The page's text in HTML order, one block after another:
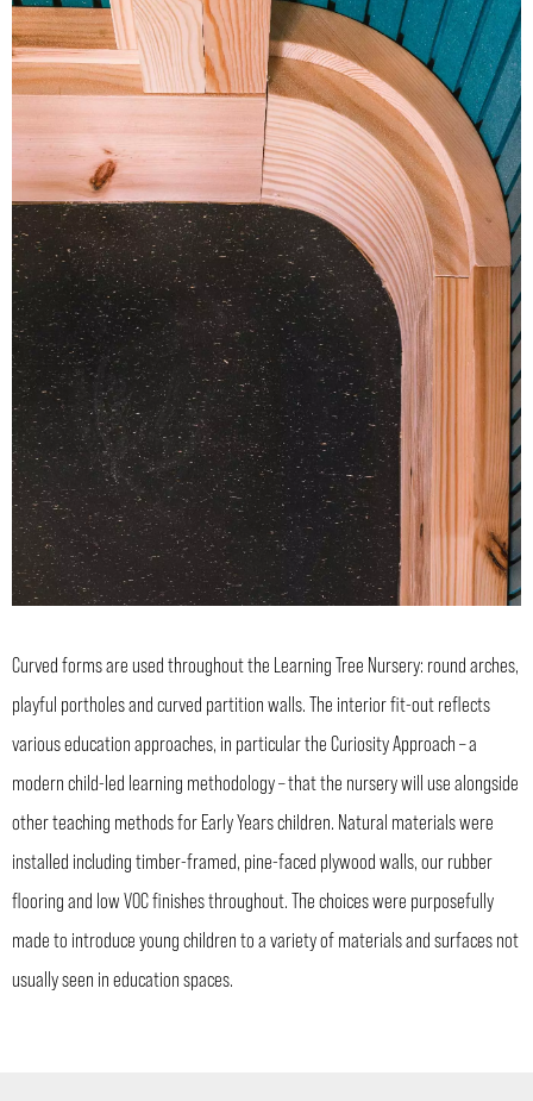
Curved forms are used throughout the Learning Tree Nursery: round arches,
playful portholes and curved partition walls. The interior fit-out reflects
various education approaches, in particular the Curiosity Approach – a
modern child-led learning methodology – that the nursery will use alongside
other teaching methods for Early Years children. Natural materials were
installed including timber-framed, pine-faced plywood walls, our rubber
flooring and low VOC finishes throughout. The choices were purposefully
made to introduce young children to a variety of materials and surfaces not
usually seen in education spaces.